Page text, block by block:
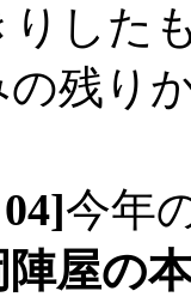
した
残り
今年
陣屋の